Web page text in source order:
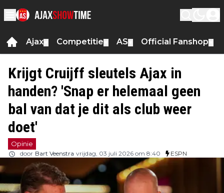
Ajax Competitie AS Official Fanshop
Krijgt Cruijff sleutels Ajax in
handen? 'Snap er helemaal geen
bal van dat je dit als club weer
doet'
Opinie
door Bart Veenstra vrijdag, 03 juli 2026 om 8:40 ESPN